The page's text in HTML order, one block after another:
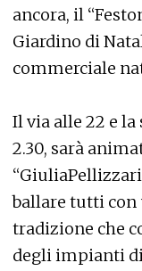
ancora, il
Giardino di
commerciale
Il via alle 22 e
2.30, sarà
ballare tutti
tradizione che
degli impianti di